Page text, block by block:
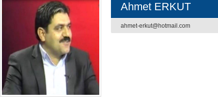
Ahmet ERKUT
ahmet-erkut@hotmail.com